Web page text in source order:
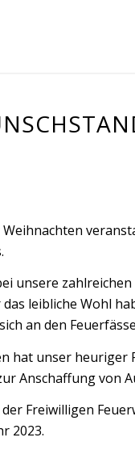
Weihnachten
unsere
das leibliche Wohl
an den
hat unser heuriger
Anschaffung von
Freiwilligen
2023.